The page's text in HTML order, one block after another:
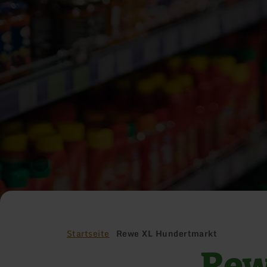
Startseite Rewe XL Hundertmarkt